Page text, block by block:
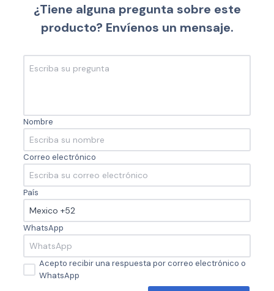
¿Tiene alguna pregunta sobre este
producto? Envíenos un mensaje.
Nombre
Correo electrónico
País
WhatsApp
Acepto recibir una respuesta por correo electrónico o
WhatsApp